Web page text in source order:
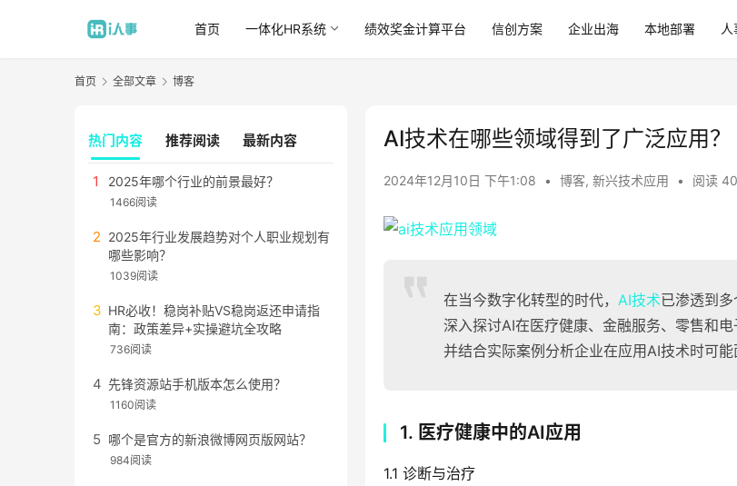
首页 一体化HR系统 绩效奖金计算平台 信创方案 企业出海 本地部署
首页 全部文章 博客
AI技术在哪些领域得到了广泛应用？
2024年12月10日 下午1:08 • 博客, 新兴技术应用 • 阅读 40
在当今数字化转型的时代， AI技术已渗透到
深入探讨AI在医疗健康、金融服务、零售和
并结合实际案例分析企业在应用AI技术时可能
1. 医疗健康中的AI应用
1.1 诊断与治疗
热门内容 推荐阅读 最新内容
2025年哪个行业的前景最好？
1466阅读
2025年行业发展趋势对个人职业规划有
哪些影响？
1039阅读
HR必收！稳岗补贴VS稳岗返还申请指
南：政策差异+实操避坑全攻略
736阅读
先锋资源站手机版本怎么使用？
1160阅读
哪个是官方的新浪微博网页版网站？
984阅读